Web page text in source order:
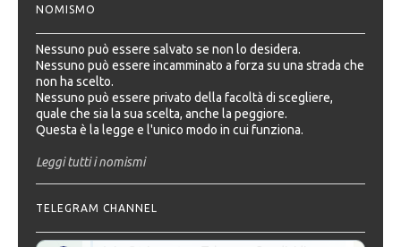
NOMISMO
Nessuno può essere salvato se non lo desidera.
Nessuno può essere incamminato a forza su una strada che
non ha scelto.
Nessuno può essere privato della facoltà di scegliere,
quale che sia la sua scelta, anche la peggiore.
Questa è la legge e l'unico modo in cui funziona.
Leggi tutti i nomismi
TELEGRAM CHANNEL